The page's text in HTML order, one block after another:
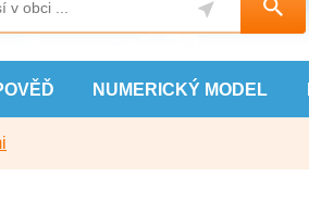
NUMERICKÝ MODEL